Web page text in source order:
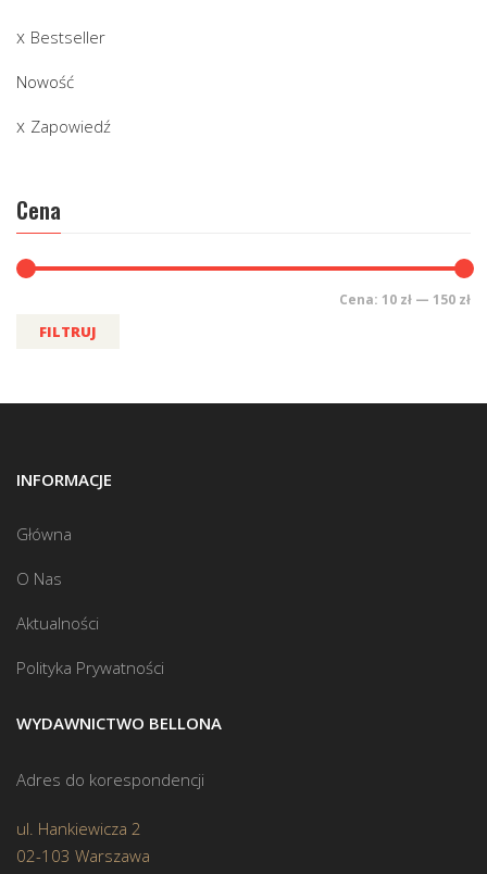
Bestseller
Nowość
Zapowiedź
Cena
FILTRUJ
Cena: 10 zł — 150 zł
INFORMACJE
Główna
O Nas
Aktualności
Polityka Prywatności
WYDAWNICTWO BELLONA
Adres do korespondencji
ul. Hankiewicza 2
02-103 Warszawa